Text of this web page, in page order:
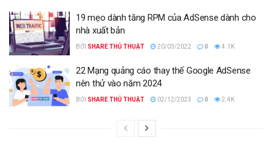
19 mẹo dành tăng RPM của AdSense dành cho
nhà xuất bản
BỞI SHARE THỦ THUẬT 20/03/2022 0 4.1K
22 Mạng quảng cáo thay thế Google AdSense
nên thử vào năm 2024
BỞI SHARE THỦ THUẬT 02/12/2023 0 2.4K